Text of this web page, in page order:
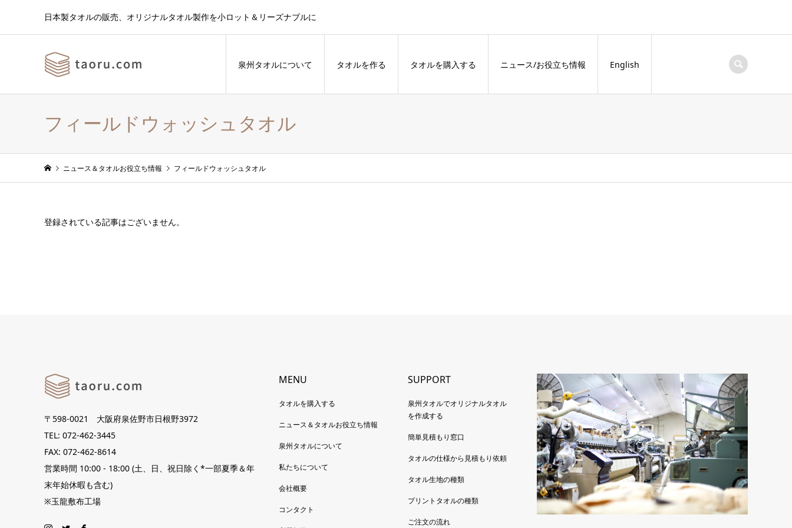
日本製タオルの販売、オリジナルタオル製作を小ロット＆リーズナブルに
泉州タオルについて タオルを作る タオルを購入する ニュース/お役立ち情報 English
フィールドウォッシュタオル
ニュース＆タオルお役立ち情報 フィールドウォッシュタオル
登録されている記事はございません。
〒598-0021 大阪府泉佐野市日根野3972
TEL: 072-462-3445
FAX: 072-462-8614
営業時間 10:00 - 18:00 (土、日、祝日除く*一部夏季＆年
末年始休暇も含む)
※玉龍敷布工場
MENU
タオルを購入する
ニュース＆タオルお役立ち情報
泉州タオルについて
私たちについて
会社概要
コンタクト
SUPPORT
泉州タオルでオリジナルタオル
を作成する
簡単見積もり窓口
タオルの仕様から見積もり依頼
タオル生地の種類
プリントタオルの種類
ご注文の流れ